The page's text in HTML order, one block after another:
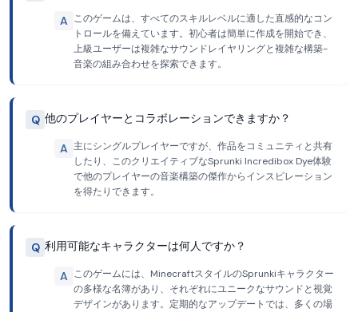
A このゲームは、すべてのスキルレベルに適した直感的なコン
トロールを備えています。初心者は簡単に作成を開始でき、
上級ユーザーは複雑なサウンドレイヤリングと複雑な構築-
音楽の組み合わせを探索できます。
Q 他のプレイヤーとコラボレーションできますか？
A 主にシングルプレイヤーですが、作品をコミュニティと共有
したり、このクリエイティブなSprunki Incredibox Dye体験
で他のプレイヤーの音楽構築の傑作からインスピレーション
を得たりできます。
Q 利用可能なキャラクターは何人ですか？
A このゲームには、MinecraftスタイルのSprunkiキャラクター
の多様な名簿があり、それぞれにユニークなサウンドと視覚
デザインがあります。定期的なアップデートでは、多くの場